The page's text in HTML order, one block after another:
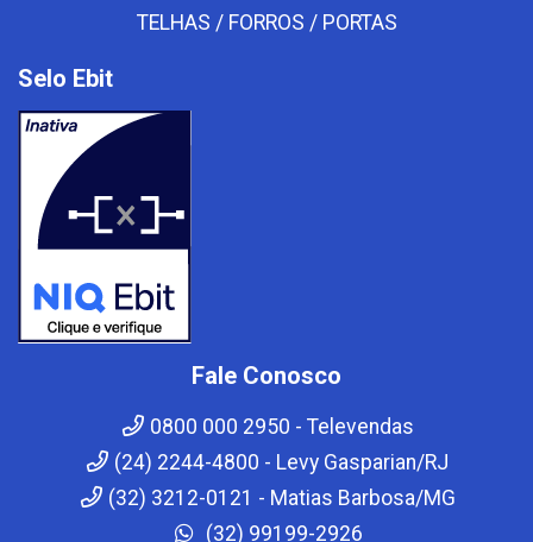
TELHAS / FORROS / PORTAS
Selo Ebit
Fale Conosco
0800 000 2950 - Televendas
(24) 2244-4800 - Levy Gasparian/RJ
(32) 3212-0121 - Matias Barbosa/MG
(32) 99199-2926